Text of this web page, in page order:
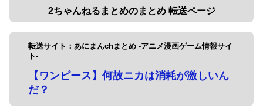
2ちゃんねるまとめのまとめ 転送ページ
転送サイト：あにまんchまとめ -アニメ漫画ゲーム情報サイ
ト-
【ワンピース】何故ニカは消耗が激しいん
だ？